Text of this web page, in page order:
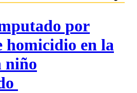
por
homicidio en la
niño